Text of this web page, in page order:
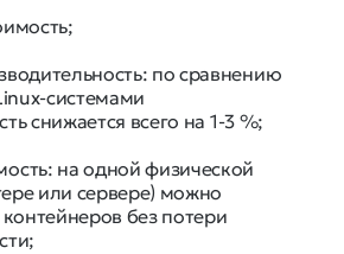
по сравнению
системами
снижается всего на 1-3 %;
на одной физической
или сервере) можно
без потери